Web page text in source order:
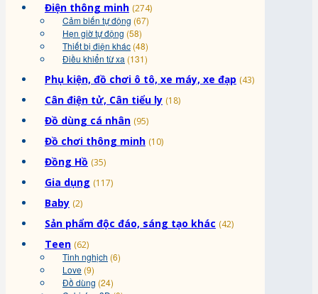
Điện thông minh (274)
Cảm biến tự động (67)
Hẹn giờ tự động (58)
Thiết bị điện khác (48)
Điều khiển từ xa (131)
Phụ kiện, đồ chơi ô tô, xe máy, xe đạp (43)
Cân điện tử, Cân tiểu ly (18)
Đồ dùng cá nhân (95)
Đồ chơi thông minh (10)
Đồng Hồ (35)
Gia dụng (117)
Baby (2)
Sản phẩm độc đáo, sáng tạo khác (42)
Teen (62)
Tinh nghịch (6)
Love (9)
Đồ dùng (24)